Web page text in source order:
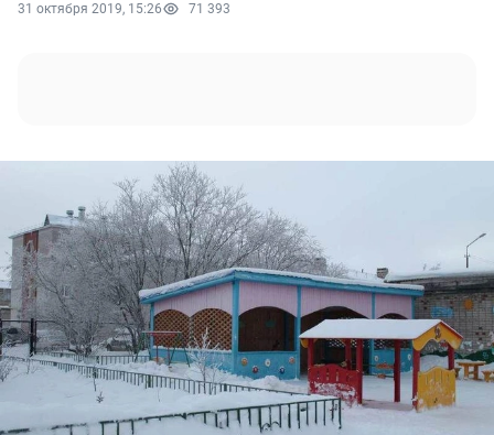
31 октября 2019, 15:26 71 393